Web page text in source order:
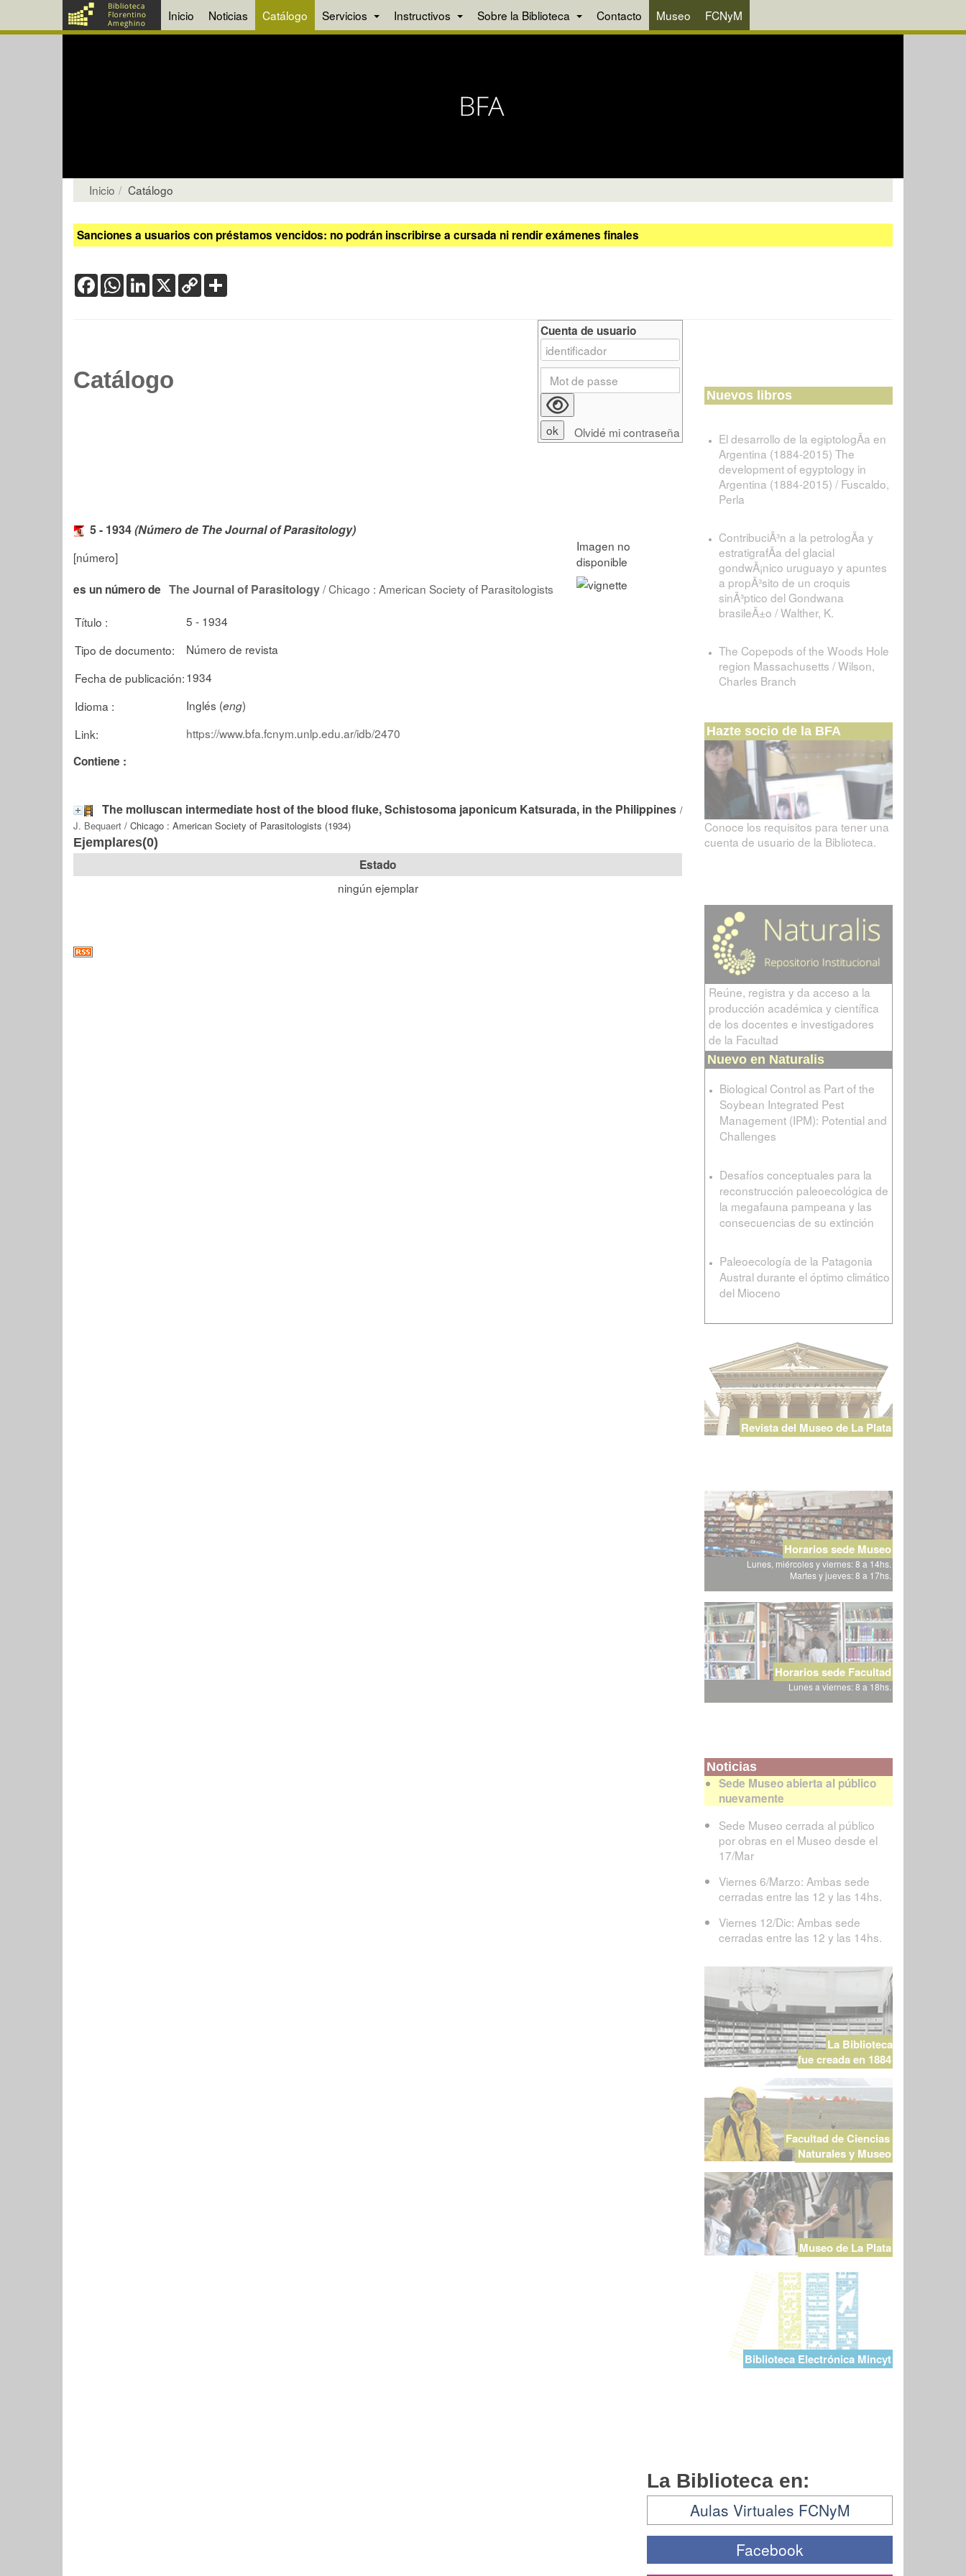
Inicio Noticias Catálogo Servicios Instructivos Sobre la Biblioteca Contacto Museo FCNyM
Inicio Catálogo
Sanciones a usuarios con préstamos vencidos: no podrán inscribirse a cursada ni rendir exámenes finales
FacebookWhatsApp
LinkedIn
X Copy
Link
Catálogo
5 - 1934(Número de The Journal of Parasitology)
[número]
es un número de The Journal of Parasitology/ Chicago : American Society of Parasitologists
Título :
5 - 1934
Tipo de documento:
Número de revista
Fecha de publicación:1934
Idioma :
Inglés (eng)
Link:
https://www.bfa.fcnym.unlp.edu.ar/idb/2470
Contiene :
The molluscan intermediate host of the blood fluke, Schistosoma japonicum Katsurada, in the Philippines /
J. Bequaert / Chicago : American Society of Parasitologists (1934)
Ejemplares(0)
Estado
ningún ejemplar
Cuenta de usuario
Olvidé mi contraseña
Nuevos libros
El desarrollo de la egiptologÃ­a en
Argentina (1884-2015) The
development of egyptology in
Argentina (1884-2015) / Fuscaldo,
Perla
ContribuciÃ³n a la petrologÃ­a y
estratigrafÃ­a del glacial
gondwÃ¡nico uruguayo y apuntes
a propÃ³sito de un croquis
sinÃ³ptico del Gondwana
brasileÃ±o / Walther, K.
The Copepods of the Woods Hole
region Massachusetts / Wilson,
Charles Branch
Hazte socio de la BFA
Conoce los requisitos para tener una
cuenta de usuario de la Biblioteca.
Reúne, registra y da acceso a la
producción académica y científica
de los docentes e investigadores
de la Facultad
Nuevo en Naturalis
Biological Control as Part of the
Soybean Integrated Pest
Management (IPM): Potential and
Challenges
Desafíos conceptuales para la
reconstrucción paleoecológica de
la megafauna pampeana y las
consecuencias de su extinción
Paleoecología de la Patagonia
Austral durante el óptimo climático
del Mioceno
Revista del Museo de La Plata
Horarios sede Museo
Lunes, miércoles y viernes: 8 a 14hs.
Martes y jueves: 8 a 17hs.
Horarios sede Facultad
Lunes a viernes: 8 a 18hs.
Noticias
Sede Museo abierta al público
nuevamente
Sede Museo cerrada al público
por obras en el Museo desde el
17/Mar
Viernes 6/Marzo: Ambas sede
cerradas entre las 12 y las 14hs.
Viernes 12/Dic: Ambas sede
cerradas entre las 12 y las 14hs.
La Biblioteca
fue creada en 1884
Facultad de Ciencias
Naturales y Museo
Museo de La Plata
Biblioteca Electrónica Mincyt
La Biblioteca en:
Aulas Virtuales FCNyM
Facebook